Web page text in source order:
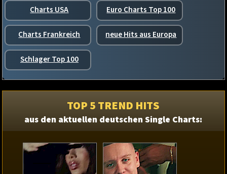
Charts USA Euro Charts Top 100
Charts Frankreich neue Hits aus Europa
Schlager Top 100
TOP 5 TREND HITS
aus den aktuellen deutschen Single Charts: